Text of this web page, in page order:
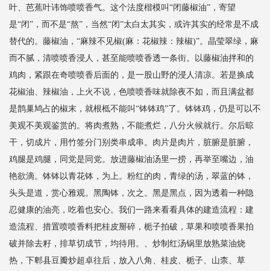
叶、芭蕉叶讳饰喷喷香气。这个法度楷模叫“闭藤椒油”，寄望
是“闭”，而不是“熬”，当然“闭”太白太其实，或许其实的经常是不成
替代的。藤椒油，“麻辣不见椒(麻：花椒辣：辣椒)”。晶莹翠绿，麻
而不腻，清喷喷香浸人，甚至能喷喷香透一条街。以藤椒油拌和的
鸡肉，紧跟在奇喷喷香后面的，是一股山野的浸人清凉。若是换成
花椒油、辣椒油，上火不说，色喷喷香味就除夜不如，而且满盆都
是鹊巢鸠占的椒末，就根柢不能叫“钵钵鸡”了。钵钵鸡，仍是可以不
美观不美观鉴赏的。将肉煮熟，不能煮烂，八分火候就行。尔后晾
干，切成片，用竹签分门别类串成串。肉片是肉片，脏腑是脏腑，
鸡腿是鸡腿，同党是同党。放进藤椒油汤里一捞，再举至嘴边，油
艳欲滴。钵钵以青花钵，为上。粉红的肉，青绿的汤，翠蓝的钵，
头头是道，赏心雅观。黑陶钵，次之。黑是黑点，因为透着一种隐
忍健康的油亮，吃着也安心。我们一路来看看具体的建造流程：建
造流程、措置喷喷香料把桂皮掰碎，栀子拍破，草果和喷喷香果拍
破并除去籽，排草切成节，均待用。、炒制红汤锅里放熟菜油烧
热，下郫县豆瓣炒超卓往后，放入八角、桂皮、栀子、山柰、草